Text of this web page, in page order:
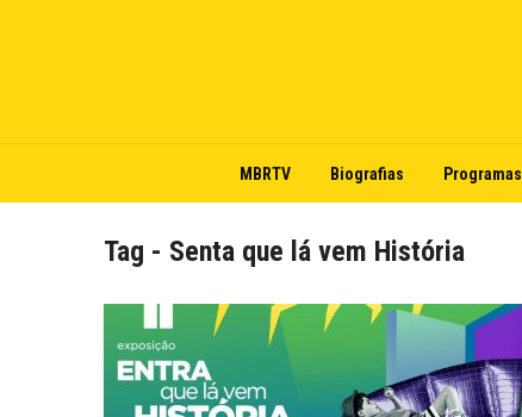
MBRTV Biografias Programas
Tag - Senta que lá vem História